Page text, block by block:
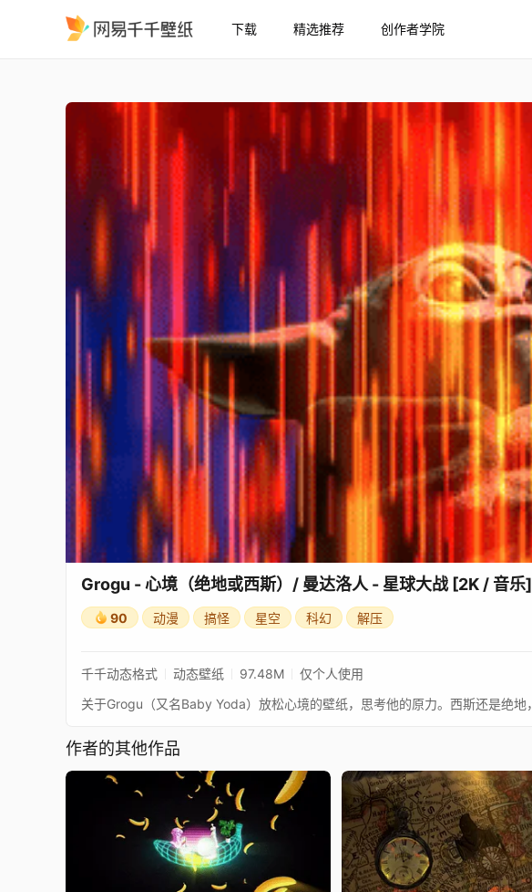
下载 精选推荐 创作者学院
Grogu - 心境（绝地或西斯）/ 曼达洛人 - 星球大战 [2K / 音乐]
90 动漫 搞怪 星空 科幻 解压
千千动态格式 动态壁纸 97.48M 仅个人使用
作者的其他作品